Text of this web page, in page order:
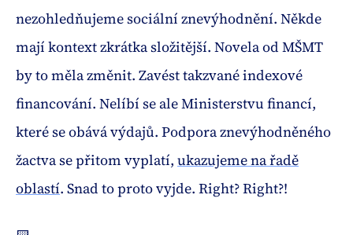
nezohledňujeme sociální znevýhodnění. Někde
mají kontext zkrátka složitější. Novela od MŠMT
by to měla změnit. Zavést takzvané indexové
financování. Nelíbí se ale Ministerstvu financí,
které se obává výdajů. Podpora znevýhodněného
žactva se přitom vyplatí, ukazujeme na řadě
oblastí. Snad to proto vyjde. Right? Right?!